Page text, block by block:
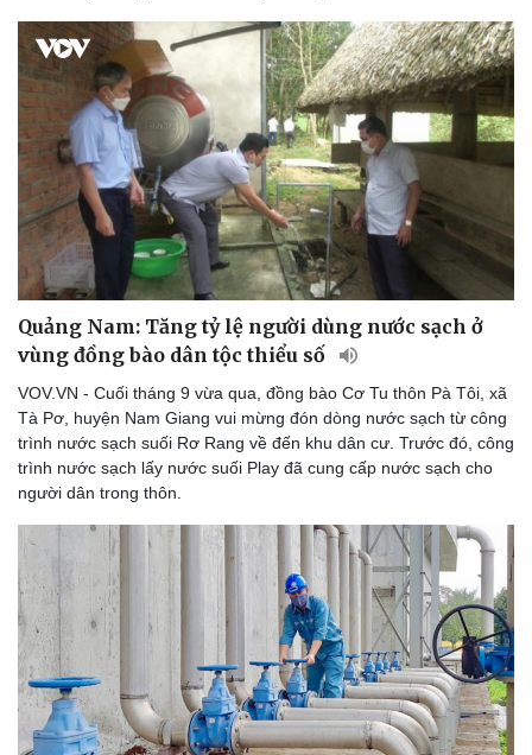
Quảng Nam: Tăng tỷ lệ người dùng nước sạch ở
vùng đồng bào dân tộc thiểu số
VOV.VN - Cuối tháng 9 vừa qua, đồng bào Cơ Tu thôn Pà Tôi, xã
Tà Pơ, huyện Nam Giang vui mừng đón dòng nước sạch từ công
trình nước sạch suối Rơ Rang về đến khu dân cư. Trước đó, công
trình nước sạch lấy nước suối Play đã cung cấp nước sạch cho
người dân trong thôn.